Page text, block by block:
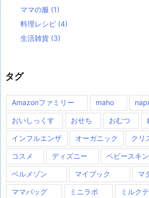
ママの服 (1)
料理レシピ (4)
生活雑貨 (3)
タグ
Amazonファミリー maho
おいしっくす おせち おむつ
インフルエンザ オーガニック クリ
コスメ ディズニー ベビースキ
ベルメゾン マイブック マ
ママバッグ ミニラボ ミルク